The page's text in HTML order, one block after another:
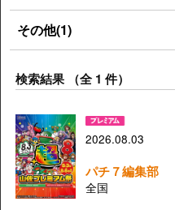
その他(1)
検索結果 （全 1 件）
2026.08.03
パチ７編集部
全国